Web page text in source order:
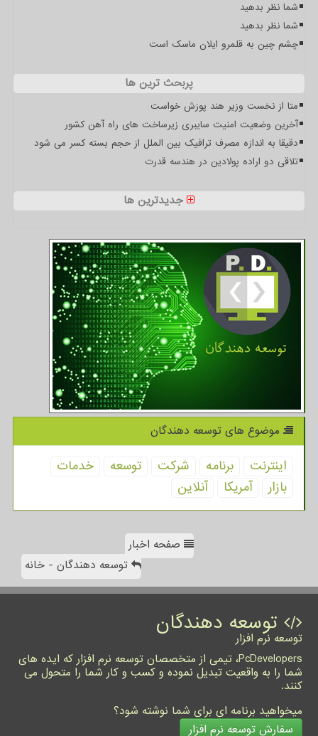
شما نظر بدهید
شما نظر بدهید
چشم چین به قلمرو ایلان ماسک است
پربحث ترین ها
متا از نخست وزیر هند پوزش خواست
آخرین وضعیت امنیت سایبری زیرساخت های راه آهن کشور
دقیقا به اندازه مصرف ترافیک بین الملل از حجم بسته کسر می شود
تلاقی دو اراده پولادین در هندسه قدرت
جدیدترین ها
موضوع های توسعه دهندگان
اینترنت برنامه شركت توسعه
خدمات
بازار
آمریكا آنلاین
صفحه اخبار
توسعه دهندگان - خانه
توسعه دهندگان
توسعه نرم افزار
PcDevelopers، تیمی از متخصصان توسعه نرم افزار که ایده های
شما را به واقعیت تبدیل نموده و کسب و کار شما را متحول می
کنند.
میخواهید برنامه ای برای شما نوشته شود؟
سفارش توسعه نرم افزار